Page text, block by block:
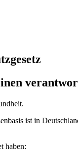
ist in
haben: